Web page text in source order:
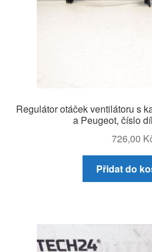
Regulátor otáček ventilátoru s
a Peugeot, číslo
726,00
Přidat do